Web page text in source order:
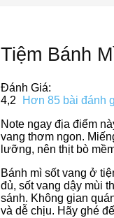
Tiệm Bánh
Đánh Giá:
4,2
Hơn 85 bài đánh
Note ngay địa điểm
vang thơm ngon.
lưỡng, nên thịt bò
Bánh mì sốt vang ở
đủ, sốt vang dậy mùi
sánh. Không gian
và dễ chịu. Hãy ghé